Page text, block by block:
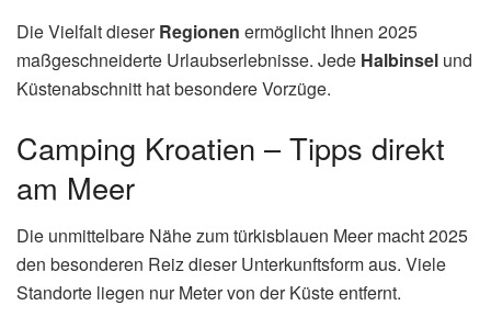
Die Vielfalt dieserRegionen ermöglicht Ihnen 2025
maßgeschneiderte Urlaubserlebnisse. Jede Halbinsel und
Küstenabschnitt hat besondere Vorzüge.
Camping Kroatien – Tipps direkt
am Meer
Die unmittelbare Nähe zum türkisblauen Meer macht 2025
den besonderen Reiz dieser Unterkunftsform aus. Viele
Standorte liegen nur Meter von der Küste entfernt.